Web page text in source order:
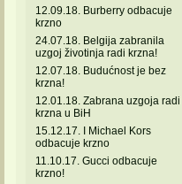
12.09.18. Burberry odbacuje
krzno
24.07.18. Belgija zabranila
uzgoj životinja radi krzna!
12.07.18. Budućnost je bez
krzna!
12.01.18. Zabrana uzgoja radi
krzna u BiH
15.12.17. I Michael Kors
odbacuje krzno
11.10.17. Gucci odbacuje
krzno!